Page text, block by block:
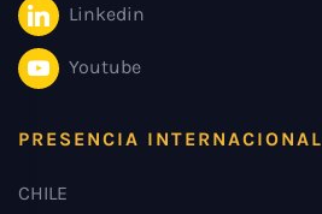
Linkedin
Youtube
PRESENCIA INTERNACIONAL
CHILE